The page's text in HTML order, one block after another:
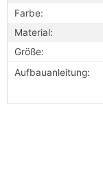
Farbe:
Material:
Größe:
Aufbauanleitung: